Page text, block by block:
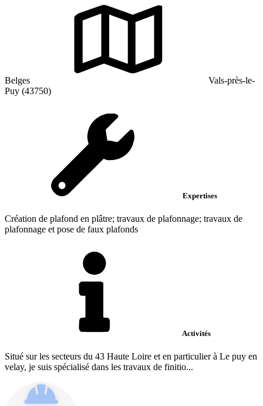
Belges
Vals-près-le-
Puy (43750)
Expertises
Création de plafond en plâtre; travaux de plafonnage; travaux de
plafonnage et pose de faux plafonds
Activités
Situé sur les secteurs du 43 Haute Loire et en particulier à Le puy en
velay, je suis spécialisé dans les travaux de finitio...